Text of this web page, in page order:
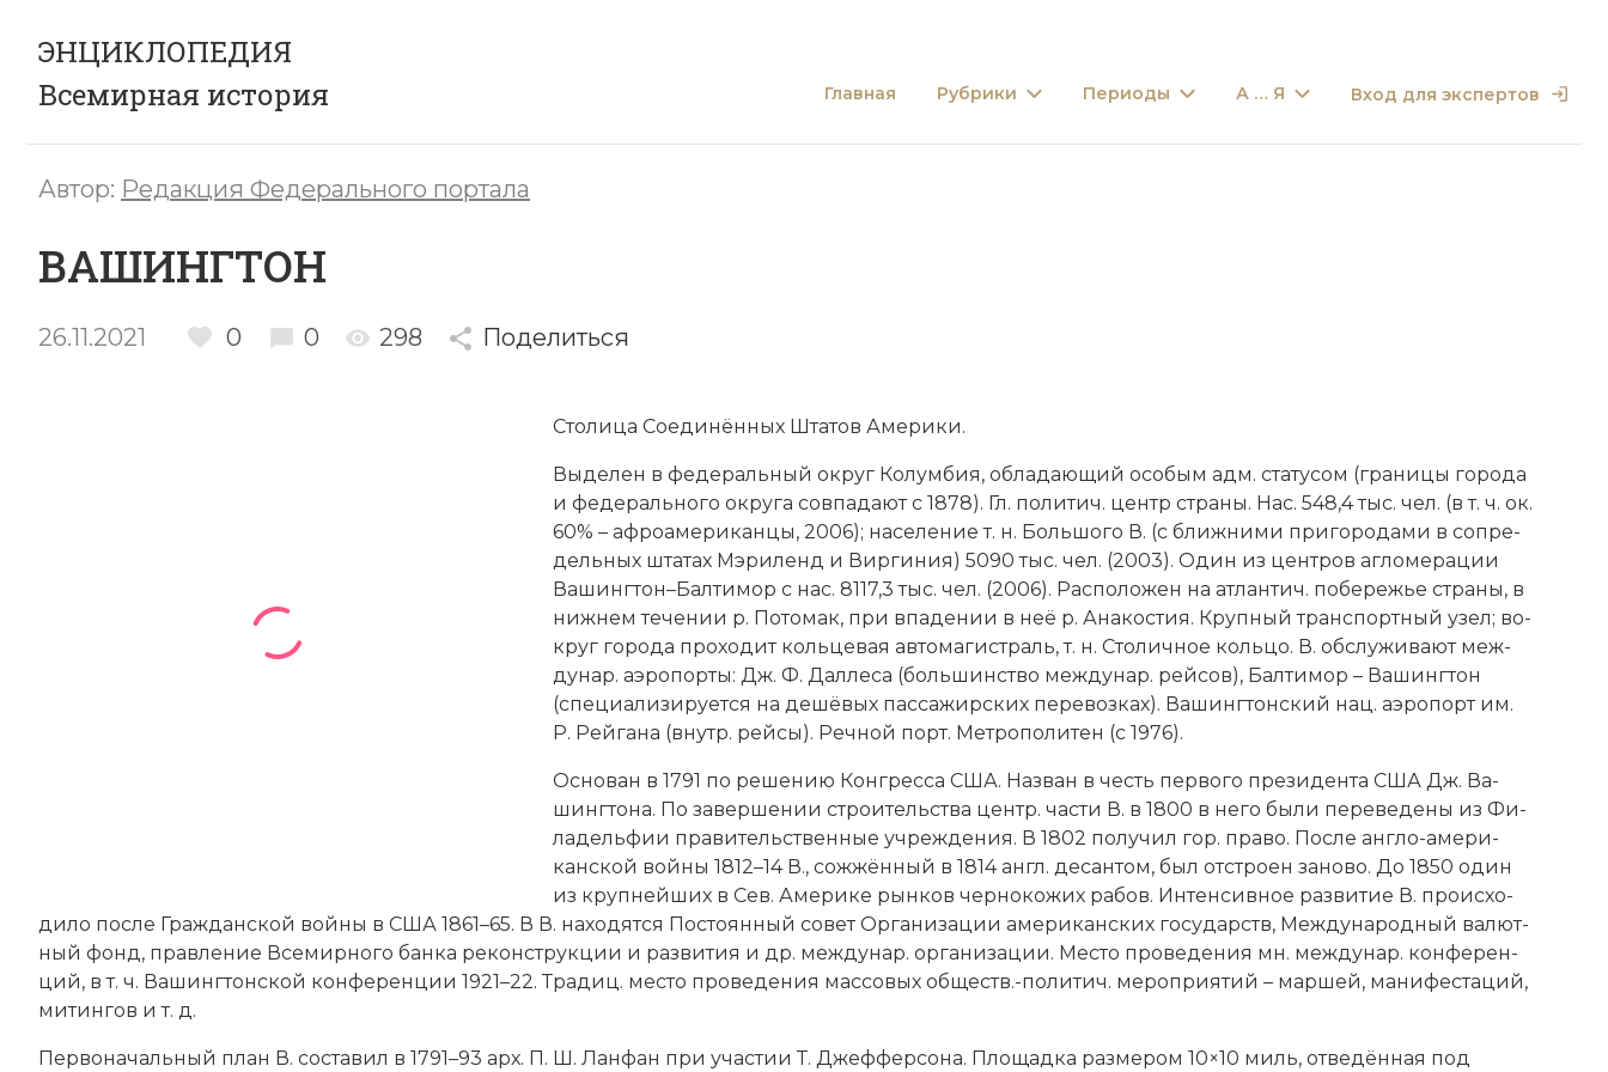
ЭНЦИКЛОПЕДИЯ
Всемирная история
Главная Рубрики Периоды А … Я Вход для экспертов
Автор: Редакция Федерального портала
ВАШИНГТОН
26.11.2021 0 0 298 Поделиться
Столица Соединённых Штатов Америки.
Вы­де­лен в фе­де­раль­ный ок­руг Ко­лум­бия, об­ла­даю­щий осо­бым адм. ста­ту­сом (гра­ни­цы го­ро­да
и фе­де­раль­но­го ок­ру­га сов­па­да­ют с 1878). Гл. по­ли­тич. центр стра­ны. Нас. 548,4 тыс. чел. (в т. ч. ок.
60% – аф­роа­ме­ри­кан­цы, 2006); на­се­ле­ние т. н. Боль­шо­го В. (с ближ­ни­ми при­го­ро­да­ми в со­пре­
дель­ных шта­тах Мэ­ри­ленд и Вир­ги­ния) 5090 тыс. чел. (2003). Один из цен­тров аг­ло­ме­ра­ции
Ва­шинг­тон–Бал­ти­мор с нас. 8117,3 тыс. чел. (2006). Рас­по­ло­жен на ат­лан­тич. по­бе­ре­жье стра­ны, в
ниж­нем те­че­нии р. По­то­мак, при впа­де­нии в неё р. Ана­ко­стия. Круп­ный транс­порт­ный узел; во­
круг го­ро­да про­хо­дит коль­це­вая ав­то­ма­ги­ст­раль, т. н. Сто­лич­ное коль­цо. В. об­слу­жи­ва­ют ме­ж­
ду­нар. аэ­ро­пор­ты: Дж. Ф. Дал­ле­са (боль­шин­ст­во ме­ж­ду­нар. рей­сов), Бал­ти­мор – Ва­шинг­тон
(спе­циа­ли­зи­ру­ет­ся на де­шё­вых пас­са­жир­ских пе­ре­воз­ках). Ва­шинг­тон­ский нац. аэ­ро­порт им.
Р. Рей­га­на (внутр. рей­сы). Реч­ной порт. Мет­ро­по­ли­тен (с 1976).
Ос­но­ван в 1791 по ре­ше­нию Кон­грес­са США. На­зван в честь пер­во­го пре­зиден­та США Дж. Ва­
шинг­то­на. По за­вер­ше­нии строи­тель­ст­ва центр. час­ти В. в 1800 в не­го бы­ли пе­ре­ве­де­ны из Фи­
ла­дель­фии пра­ви­тельственные уч­ре­ж­де­ния. В 1802 по­лу­чил гор. пра­во. По­сле анг­ло-аме­ри­
кан­ской вой­ны 1812–14 В., со­жжён­ный в 1814 англ. де­сан­том, был от­стро­ен за­но­во. До 1850 один
из круп­ней­ших в Сев. Аме­ри­ке рын­ков чер­но­ко­жих ра­бов. Ин­тен­сив­ное раз­ви­тие В. про­ис­хо­
ди­ло по­сле Гра­ж­дан­ской вой­ны в США 1861–65. В В. на­хо­дят­ся По­сто­ян­ный со­вет Ор­га­ни­за­ции аме­ри­кан­ских го­су­дарств, Ме­ж­ду­на­род­ный ва­лют­
ный фонд, прав­ле­ние Все­мир­но­го бан­ка ре­кон­ст­рук­ции и раз­ви­тия и др. ме­ж­ду­нар. ор­га­ни­за­ции. Ме­сто про­ве­де­ния мн. ме­ж­ду­нар. кон­фе­рен­
ций, в т. ч. Ва­шинг­тон­ской кон­фе­рен­ции 1921–22. Тра­диц. ме­сто про­ве­де­ния мас­со­вых об­ществ.-по­ли­тич. ме­ро­прия­тий – мар­шей, ма­ни­фе­ста­ций,
ми­тин­гов и т. д.
Пер­во­на­чаль­ный план В. со­ста­вил в 1791–93 арх. П. Ш. Лан­фан при уча­с­тии Т. Джеф­фер­со­на. Пло­щад­ка раз­ме­ром 10×10 миль, от­ве­дён­ная под